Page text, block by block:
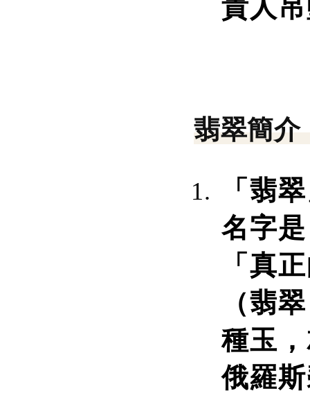
貴人
翡翠簡介
「翡
名字
「真
（翡
種玉
俄羅